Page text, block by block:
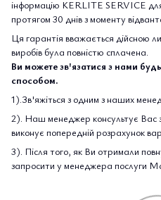
інформацію KERLITE SERVICE
протягом 30 днів з моменту
Ця гарантія вважається дійсною
виробів була повністю сплачена.
Ви можете зв'язатися з нами
способом.
1).Зв'яжіться з одним з наших
2). Наш менеджер консультує Вас з
виконує попередній розрахунок
3). Після того, як Ви отримали
запросити у менеджера послуги